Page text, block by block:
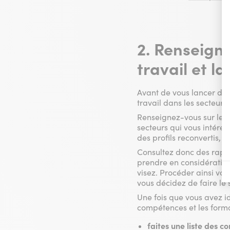
2.
travail et la
Avant de vous lancer
travail dans les secteurs
Renseignez-vous sur
secteurs qui vous
des profils reconvertis,
Consultez donc des
prendre en
visez. Procéder ainsi
vous décidez de faire le
Une fois que vous avez
compétences et les
faites une liste des